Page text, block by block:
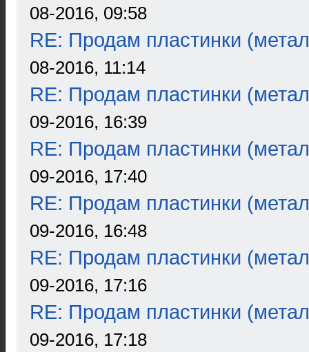
08-2016, 09:58
RE: Продам пластинки
08-2016, 11:14
RE: Продам пластинки
09-2016, 16:39
RE: Продам пластинки
09-2016, 17:40
RE: Продам пластинки
09-2016, 16:48
RE: Продам пластинки
09-2016, 17:16
RE: Продам пластинки
09-2016, 17:18